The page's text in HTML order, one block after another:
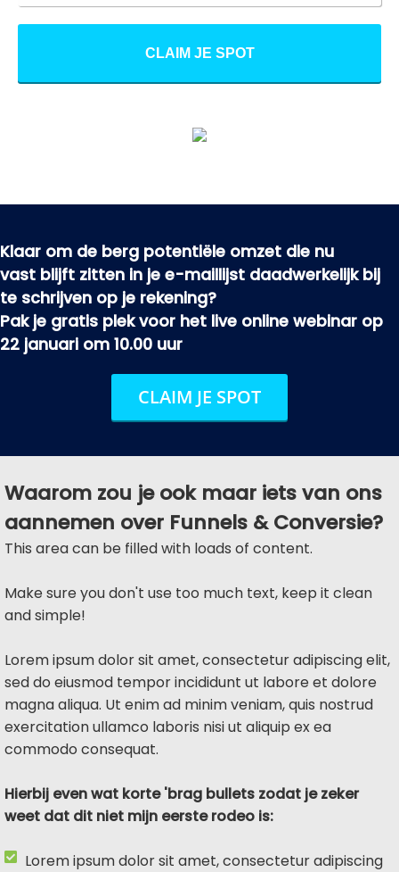
CLAIM JE SPOT
Klaar om de berg potentiële omzet die nu
vast blijft zitten in je e-maillijst daadwerkelijk bij
te schrijven op je rekening?
Pak je gratis plek voor het live online webinar op
22 januari om 10.00 uur
CLAIM JE SPOT
Waarom zou je ook maar iets van ons
aannemen over Funnels & Conversie?
This area can be filled with loads of content.
Make sure you don't use too much text, keep it clean
and simple!
Lorem ipsum dolor sit amet, consectetur adipiscing elit,
sed do eiusmod tempor incididunt ut labore et dolore
magna aliqua. Ut enim ad minim veniam, quis nostrud
exercitation ullamco laboris nisi ut aliquip ex ea
commodo consequat.
Hierbij even wat korte 'brag bullets zodat je zeker
weet dat dit niet mijn eerste rodeo is:
Lorem ipsum dolor sit amet, consectetur adipiscing